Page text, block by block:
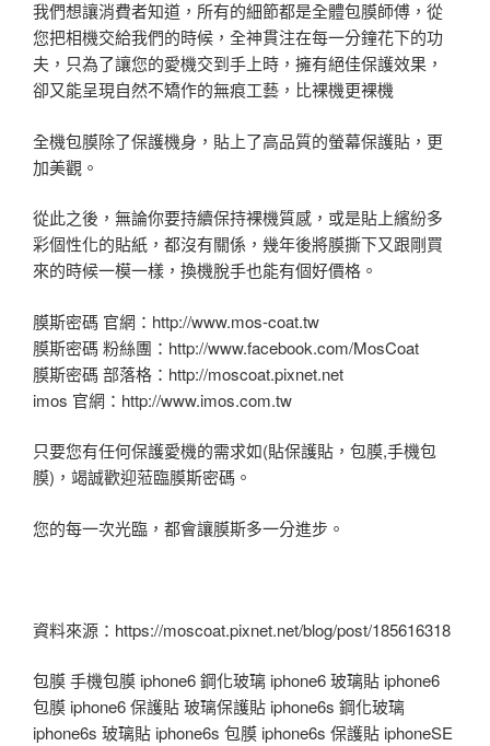
我們想讓消費者知道，所有的細節都是全體包膜師傅，從
您把相機交給我們的時候，全神貫注在每一分鐘花下的功
夫，只為了讓您的愛機交到手上時，擁有絕佳保護效果，
卻又能呈現自然不矯作的無痕工藝，比裸機更裸機
全機包膜除了保護機身，貼上了高品質的螢幕保護貼，更
加美觀。
從此之後，無論你要持續保持裸機質感，或是貼上繽紛多
彩個性化的貼紙，都沒有關係，幾年後將膜撕下又跟剛買
來的時候一模一樣，換機脫手也能有個好價格。
膜斯密碼 官網：http://www.mos-coat.tw
膜斯密碼 粉絲團：http://www.facebook.com/MosCoat
膜斯密碼 部落格：http://moscoat.pixnet.net
imos 官網：http://www.imos.com.tw
只要您有任何保護愛機的需求如(貼保護貼，包膜,手機包
膜)，竭誠歡迎蒞臨膜斯密碼。
您的每一次光臨，都會讓膜斯多一分進步。
資料來源：https://moscoat.pixnet.net/blog/post/185616318
包膜 手機包膜 iphone6 鋼化玻璃 iphone6 玻璃貼 iphone6
包膜 iphone6 保護貼 玻璃保護貼 iphone6s 鋼化玻璃
iphone6s 玻璃貼 iphone6s 包膜 iphone6s 保護貼 iphoneSE